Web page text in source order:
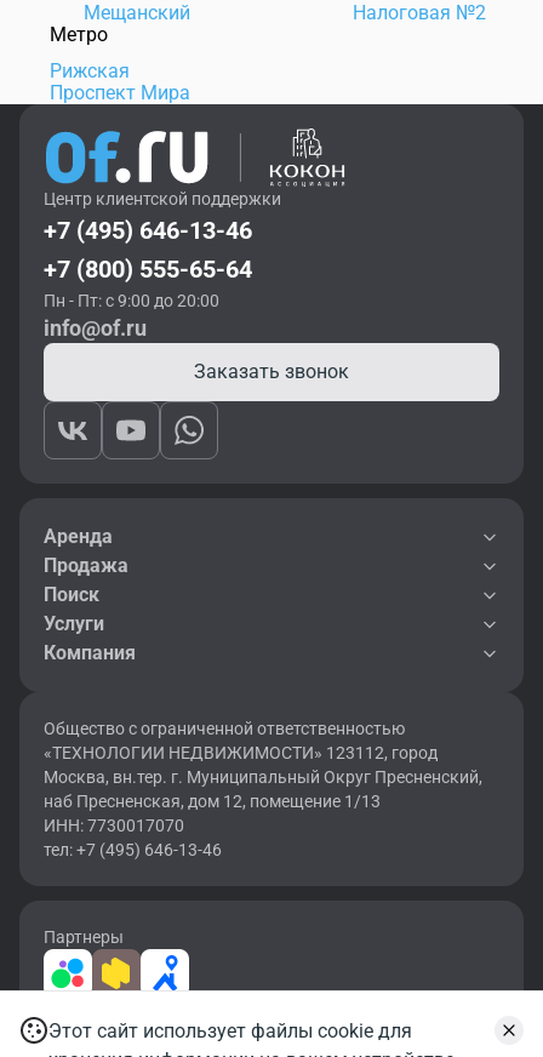
Мещанский
Налоговая №2
Метро
Рижская
Проспект Мира
Центр клиентской поддержки
+7 (495) 646-13-46
+7 (800) 555-65-64
Пн - Пт: с 9:00 до 20:00
info@of.ru
Заказать звонок
Аренда
Продажа
Поиск
Услуги
Компания
Общество с ограниченной ответственностью
«ТЕХНОЛОГИИ НЕДВИЖИМОСТИ» 123112, город
Москва, вн.тер. г. Муниципальный Округ Пресненский,
наб Пресненская, дом 12, помещение 1/13
ИНН: 7730017070
тел: +7 (495) 646-13-46
Партнеры
2026 © OF.RU | Все права защищены.
Этот сайт использует файлы cookie для